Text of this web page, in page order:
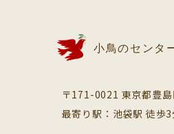
小鳥のセンタ
〒171-0021 東京都豊
最寄り駅：池袋駅 徒歩3